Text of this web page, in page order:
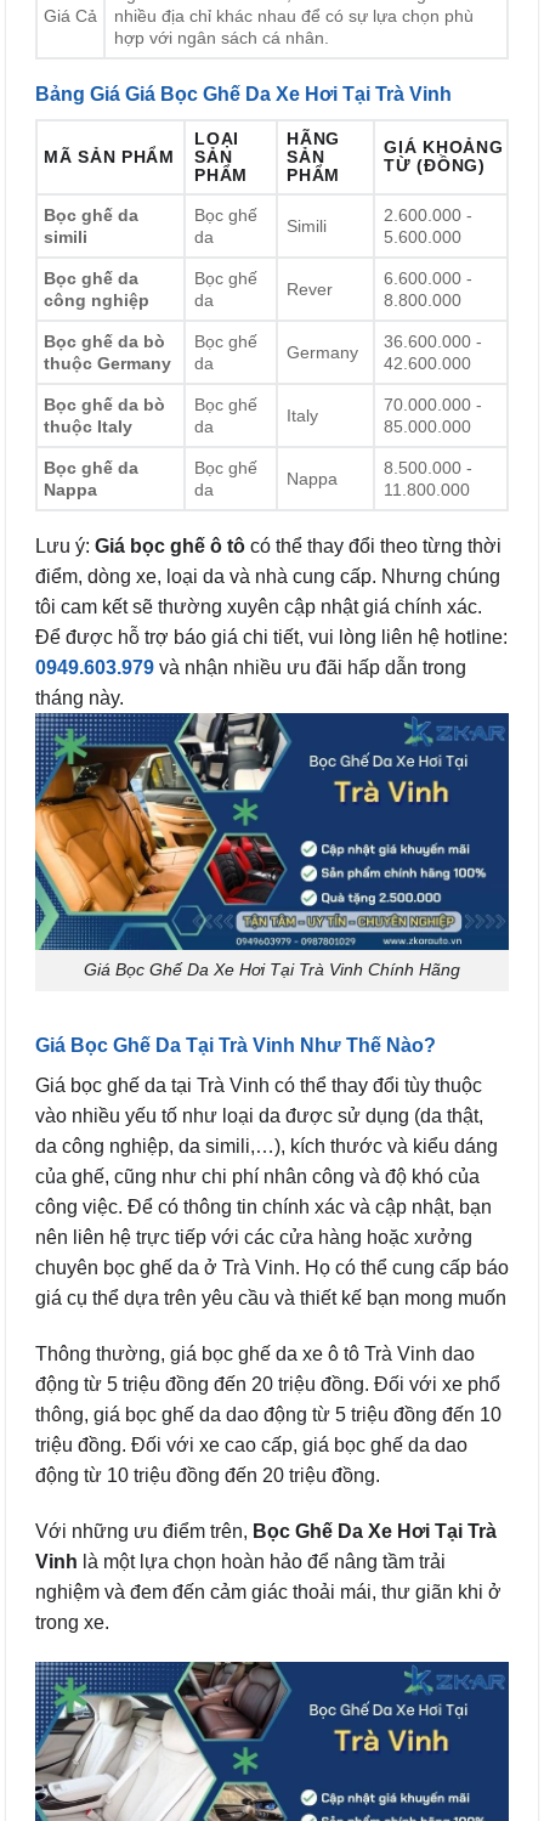
Giá Cả
nhiều địa chỉ khác nhau để có sự lựa chọn phù
hợp với ngân sách cá nhân.
Bảng Giá Giá Bọc Ghế Da Xe Hơi Tại Trà Vinh
MÃ SẢN PHẨM
LOẠI
SẢN
PHẨM
HÃNG
SẢN
PHẨM
GIÁ KHOẢNG
TỪ (ĐỒNG)
Bọc ghế da
simili
Bọc ghế
da
Simili
2.600.000 -
5.600.000
Bọc ghế da
công nghiệp
Bọc ghế
da
Rever
6.600.000 -
8.800.000
Bọc ghế da bò
thuộc Germany
Bọc ghế
da
Germany
36.600.000 -
42.600.000
Bọc ghế da bò
thuộc Italy
Bọc ghế
da
Italy
70.000.000 -
85.000.000
Bọc ghế da
Nappa
Bọc ghế
da
Nappa
8.500.000 -
11.800.000
Lưu ý: Giá bọc ghế ô tô có thể thay đổi theo từng thời
điểm, dòng xe, loại da và nhà cung cấp. Nhưng chúng
tôi cam kết sẽ thường xuyên cập nhật giá chính xác.
Để được hỗ trợ báo giá chi tiết, vui lòng liên hệ hotline:
0949.603.979 và nhận nhiều ưu đãi hấp dẫn trong
tháng này.
Giá Bọc Ghế Da Xe Hơi Tại Trà Vinh Chính Hãng
Giá Bọc Ghế Da Tại Trà Vinh Như Thế Nào?
Giá bọc ghế da tại Trà Vinh có thể thay đổi tùy thuộc
vào nhiều yếu tố như loại da được sử dụng (da thật,
da công nghiệp, da simili,…), kích thước và kiểu dáng
của ghế, cũng như chi phí nhân công và độ khó của
công việc. Để có thông tin chính xác và cập nhật, bạn
nên liên hệ trực tiếp với các cửa hàng hoặc xưởng
chuyên bọc ghế da ở Trà Vinh. Họ có thể cung cấp báo
giá cụ thể dựa trên yêu cầu và thiết kế bạn mong muốn
Thông thường, giá bọc ghế da xe ô tô Trà Vinh dao
động từ 5 triệu đồng đến 20 triệu đồng. Đối với xe phổ
thông, giá bọc ghế da dao động từ 5 triệu đồng đến 10
triệu đồng. Đối với xe cao cấp, giá bọc ghế da dao
động từ 10 triệu đồng đến 20 triệu đồng.
Với những ưu điểm trên, Bọc Ghế Da Xe Hơi Tại Trà
Vinh là một lựa chọn hoàn hảo để nâng tầm trải
nghiệm và đem đến cảm giác thoải mái, thư giãn khi ở
trong xe.